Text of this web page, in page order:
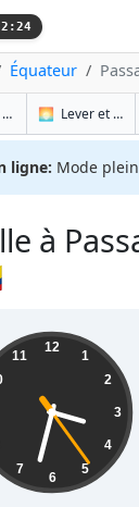
Équateur
Lever et coucher du soleil à
🌅 Lever et coucher du soleil demain
ligne: Mode
à
12
1
2
3
4
5
6
7
11